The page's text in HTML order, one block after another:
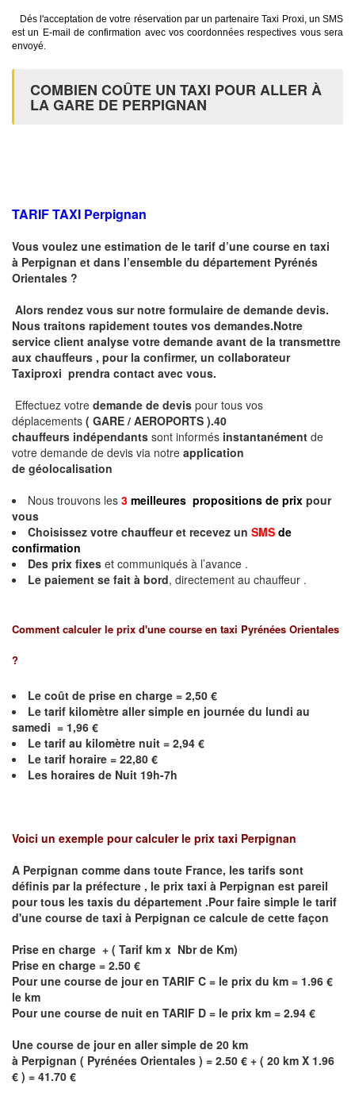
Dés l'acceptation de votre réservation par un partenaire Taxi Proxi, un SMS
est un E-mail de confirmation avec vos coordonnées respectives vous sera
envoyé.
COMBIEN COÛTE UN TAXI POUR ALLER À
LA GARE DE PERPIGNAN
TARIF TAXI Perpignan
Vous voulez une estimation de le tarif d’une course en taxi
à Perpignan et dans l’ensemble du département Pyrénés
Orientales ?
Alors rendez vous sur notre formulaire de demande devis.
Nous traitons rapidement toutes vos demandes.Notre
service client analyse votre demande avant de la transmettre
aux chauffeurs , pour la confirmer, un collaborateur
Taxiproxi prendra contact avec vous.
Effectuez votre demande de devis pour tous vos
déplacements ( GARE / AEROPORTS ).40
chauffeurs indépendants sont informés instantanément de
votre demande de devis via notre application
de géolocalisation
Nous trouvons les 3 meilleures propositions de prix pour
vous
Choisissez votre chauffeur et recevez un SMS de
confirmation
Des prix fixes et communiqués à l’avance .
Le paiement se fait à bord, directement au chauffeur .
Comment calculer le prix d'une course en taxi Pyrénées Orientales
?
Le coût de prise en charge = 2,50 €
Le tarif kilomètre aller simple en journée du lundi au
samedi = 1,96 €
Le tarif au kilomètre nuit = 2,94 €
Le tarif horaire = 22,80 €
Les horaires de Nuit 19h-7h
Voici un exemple pour calculer le prix taxi Perpignan
A Perpignan comme dans toute France, les tarifs sont
définis par la préfecture , le prix taxi à Perpignan est pareil
pour tous les taxis du département .Pour faire simple le tarif
d'une course de taxi à Perpignan ce calcule de cette façon
Prise en charge + ( Tarif km x Nbr de Km)
Prise en charge = 2.50 €
Pour une course de jour en TARIF C = le prix du km = 1.96 €
le km
Pour une course de nuit en TARIF D = le prix km = 2.94 €
Une course de jour en aller simple de 20 km
à Perpignan ( Pyrénées Orientales ) = 2.50 € + ( 20 km X 1.96
€ ) = 41.70 €